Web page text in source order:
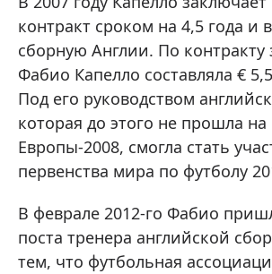
контракт сроком на 4,5 года и
сборную Англии. По контракту
Фабио Капелло составляла €
Под его руководством
которая до этого не прошла
Европы-2008, смогла стать
первенства мира по футболу
В феврале 2012-го Фабио
поста тренера английской
тем, что футбольная